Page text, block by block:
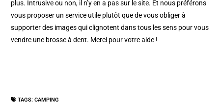
plus. Intrusive ou non, il n’y en a pas sur le site. Et nous préférons
vous proposer un service utile plutôt que de vous obliger à
supporter des images qui clignotent dans tous les sens pour vous
vendre une brosse à dent. Merci pour votre aide !
TAGS:CAMPING